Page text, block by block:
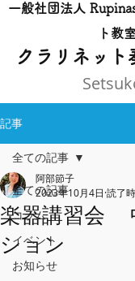
一般社団法人
ト​教
クラリネッ
記事
全ての記事
コラム
イベント
お知らせ
全ての記事
楽器講習会
ション
阿部節子
2023年10月4日 読了